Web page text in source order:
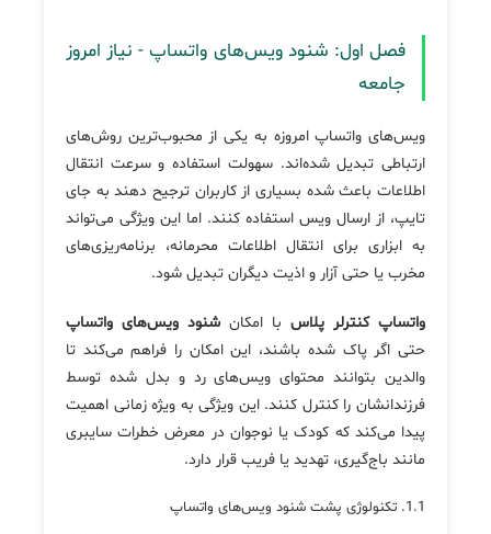
فصل اول: شنود ویس‌های واتساپ - نیاز امروز
جامعه
ویس‌های واتساپ امروزه به یکی از محبوب‌ترین روش‌های
ارتباطی تبدیل شده‌اند. سهولت استفاده و سرعت انتقال
اطلاعات باعث شده بسیاری از کاربران ترجیح دهند به جای
تایپ، از ارسال ویس استفاده کنند. اما این ویژگی می‌تواند
به ابزاری برای انتقال اطلاعات محرمانه، برنامه‌ریزی‌های
مخرب یا حتی آزار و اذیت دیگران تبدیل شود.
واتساپ کنترلر پلاس با امکان شنود ویس‌های واتساپ
حتی اگر پاک شده باشند، این امکان را فراهم می‌کند تا
والدین بتوانند محتوای ویس‌های رد و بدل شده توسط
فرزندانشان را کنترل کنند. این ویژگی به ویژه زمانی اهمیت
پیدا می‌کند که کودک یا نوجوان در معرض خطرات سایبری
مانند باج‌گیری، تهدید یا فریب قرار دارد.
1.1. تکنولوژی پشت شنود ویس‌های واتساپ